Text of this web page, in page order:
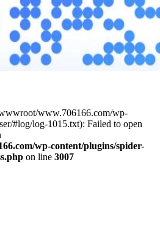
www.706166.com/wp-
#log/log-1015.txt): Failed to open
wp-content/plugins/spider-
on line 3007